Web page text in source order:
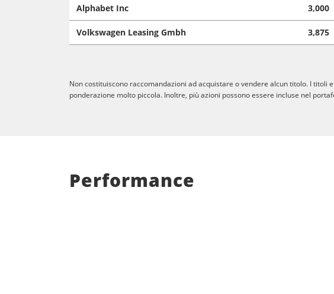
Alphabet Inc 3,000
Volkswagen Leasing Gmbh 3,875
Non costituiscono raccomandazioni ad acquistare o vendere alcun titolo. I titoli
ponderazione molto piccola. Inoltre, più azioni possono essere incluse nel
Performance